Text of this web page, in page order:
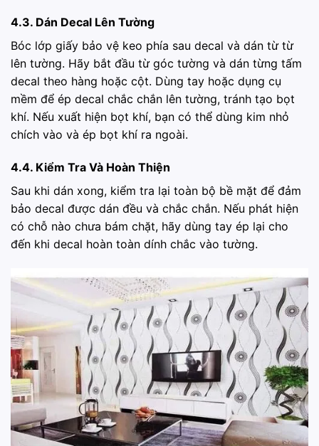
4.3. Dán Decal Lên Tường
Bóc lớp giấy bảo vệ keo phía sau decal và dán từ từ
lên tường. Hãy bắt đầu từ góc tường và dán từng tấm
decal theo hàng hoặc cột. Dùng tay hoặc dụng cụ
mềm để ép decal chắc chắn lên tường, tránh tạo bọt
khí. Nếu xuất hiện bọt khí, bạn có thể dùng kim nhỏ
chích vào và ép bọt khí ra ngoài.
4.4. Kiểm Tra Và Hoàn Thiện
Sau khi dán xong, kiểm tra lại toàn bộ bề mặt để đảm
bảo decal được dán đều và chắc chắn. Nếu phát hiện
có chỗ nào chưa bám chặt, hãy dùng tay ép lại cho
đến khi decal hoàn toàn dính chắc vào tường.